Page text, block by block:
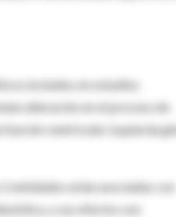
incluídos en estudios
alteración en el proceso de
función ventricular izquierda
entidades están asociadas con
y sus efectos son